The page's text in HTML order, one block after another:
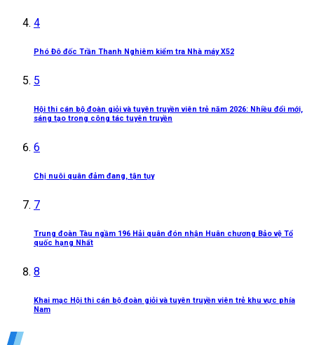
4
Phó Đô đốc Trần Thanh Nghiêm kiểm tra Nhà máy X52
5
Hội thi cán bộ đoàn giỏi và tuyên truyền viên trẻ năm 2026: Nhiều đổi mới,
sáng tạo trong công tác tuyên truyền
6
Chị nuôi quân đảm đang, tận tụy
7
Trung đoàn Tàu ngầm 196 Hải quân đón nhận Huân chương Bảo vệ Tổ
quốc hạng Nhất
8
Khai mạc Hội thi cán bộ đoàn giỏi và tuyên truyền viên trẻ khu vực phía
Nam